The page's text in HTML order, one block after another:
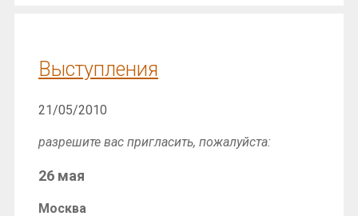
Выступления
21/05/2010
разрешите вас пригласить, пожалуйста:
26 мая
Москва